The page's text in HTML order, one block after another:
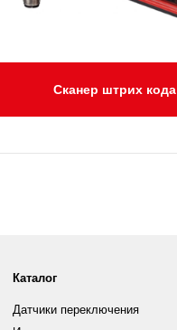
Сканер штрих кода
Каталог
Датчики переключения